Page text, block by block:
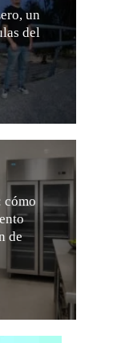
un
del
cómo
de